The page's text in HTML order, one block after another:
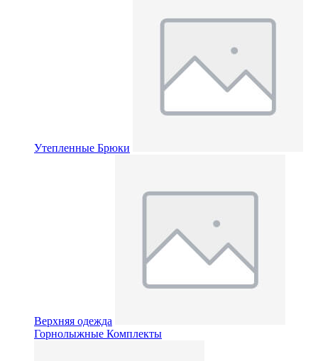
Утепленные Брюки
Верхняя одежда
Горнолыжные Комплекты